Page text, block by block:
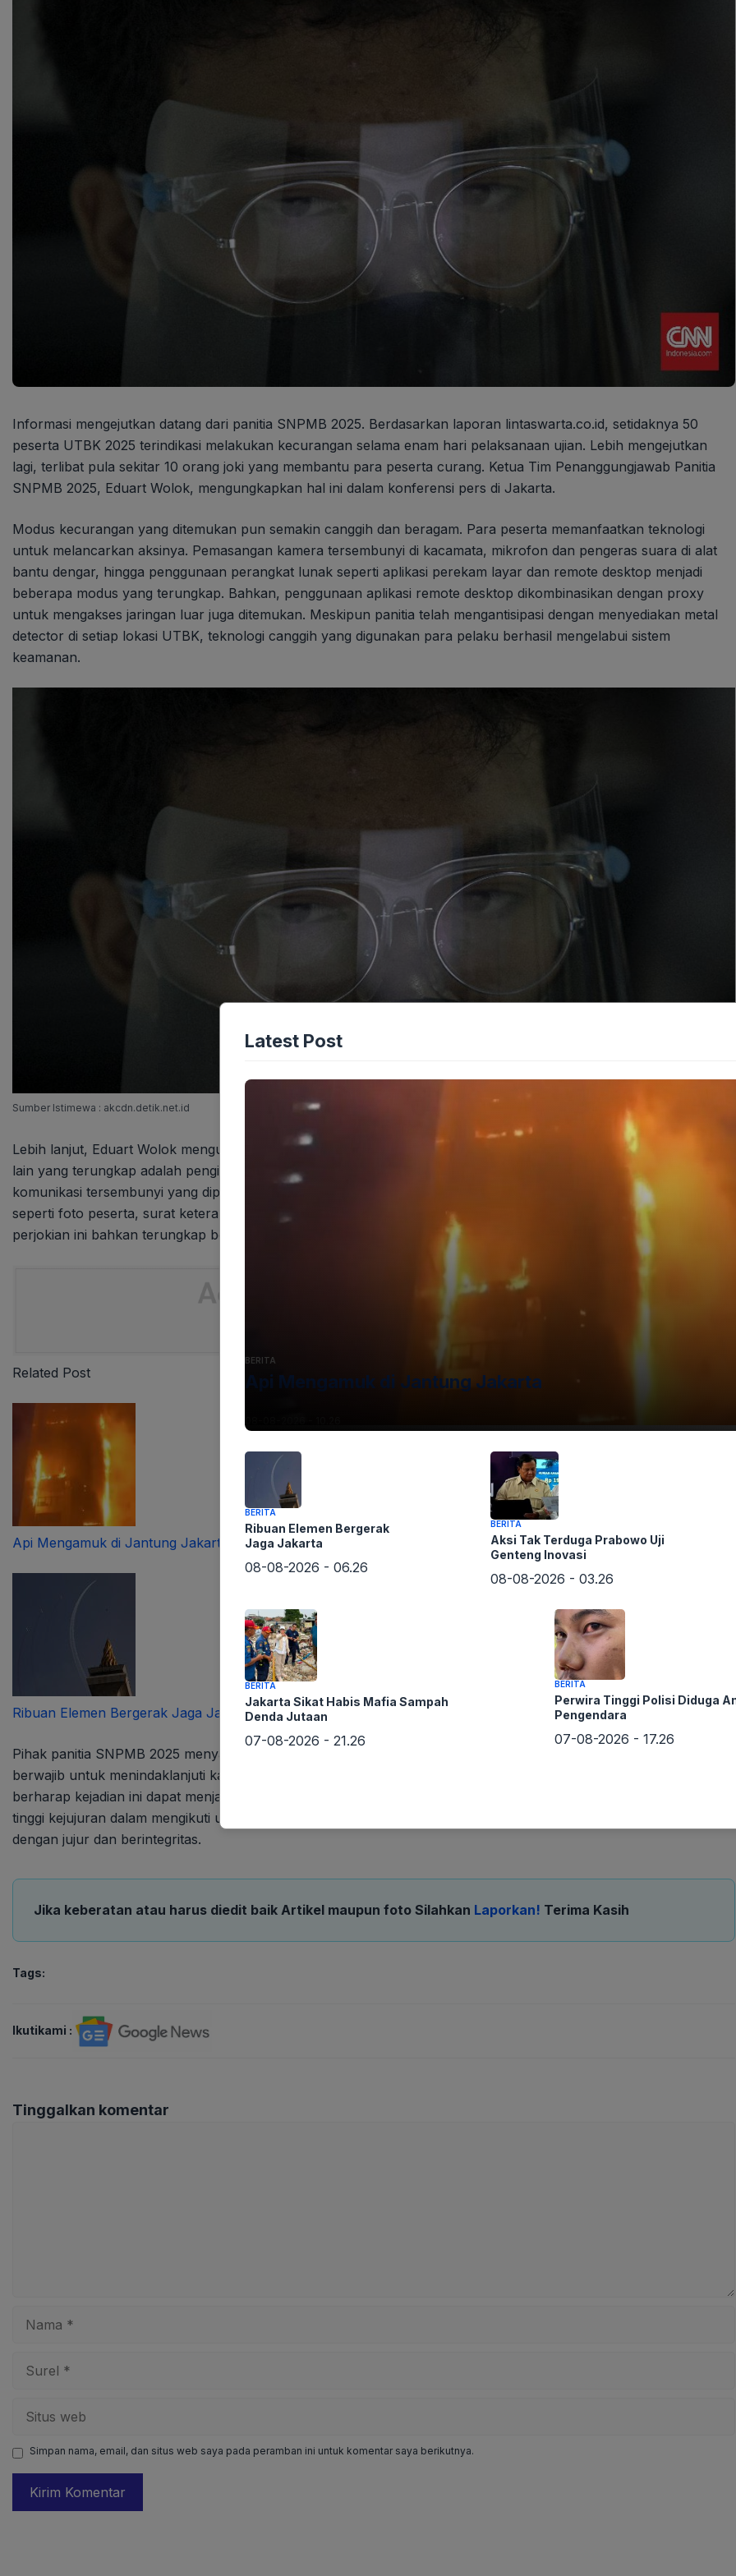
Informasi mengejutkan datang dari panitia SNPMB 2025. Berdasarkan laporan lintaswarta.co.id, setidaknya 50
peserta UTBK 2025 terindikasi melakukan kecurangan selama enam hari pelaksanaan ujian. Lebih mengejutkan
lagi, terlibat pula sekitar 10 orang joki yang membantu para peserta curang. Ketua Tim Penanggungjawab Panitia
SNPMB 2025, Eduart Wolok, mengungkapkan hal ini dalam konferensi pers di Jakarta.
Modus kecurangan yang ditemukan pun semakin canggih dan beragam. Para peserta memanfaatkan teknologi
untuk melancarkan aksinya. Pemasangan kamera tersembunyi di kacamata, mikrofon dan pengeras suara di alat
bantu dengar, hingga penggunaan perangkat lunak seperti aplikasi perekam layar dan remote desktop menjadi
beberapa modus yang terungkap. Bahkan, penggunaan aplikasi remote desktop dikombinasikan dengan proxy
untuk mengakses jaringan luar juga ditemukan. Meskipun panitia telah mengantisipasi dengan menyediakan metal
detector di setiap lokasi UTBK, teknologi canggih yang digunakan para pelaku berhasil mengelabui sistem
keamanan.
Sumber Istimewa : akcdn.detik.net.id
Lebih lanjut, Eduart Wolok mengungkapkan kecurigaan adanya keterlibatan oknum internal di lokasi UTBK. Modus
lain yang terungkap adalah pengiriman jawaban secara real-time kepada peserta di ruang ujian melalui alat
komunikasi tersembunyi yang dipasang di tubuh peserta. Selain itu, kasus perjokian dengan pemalsuan dokumen
seperti foto peserta, surat keterangan kelas XII, dan ijazah juga ditemukan. Yang lebih mengkhawatirkan, jaringan
perjokian ini bahkan terungkap beroperasi lintas provinsi.
Related Post
Api Mengamuk di Jantung Jakarta
Ribuan Elemen Bergerak Jaga Jakarta
Pihak panitia SNPMB 2025 menyatakan sangat menyayangkan kejadian ini dan telah berkoordinasi dengan pihak
berwajib untuk menindaklanjuti kasus tersebut. Meskipun sanksi yang akan diberikan belum diputuskan, panitia
berharap kejadian ini dapat menjadi efek jera bagi para pelaku dan mengajak seluruh peserta untuk menjunjung
tinggi kejujuran dalam mengikuti ujian. Eduart Wolok berharap agar semua peserta UTBK dapat mengikuti ujian
dengan jujur dan berintegritas.
Jika keberatan atau harus diedit baik Artikel maupun foto Silahkan Laporkan! Terima Kasih
Tags:
Ikutikami :
Tinggalkan komentar
web
Simpan nama, email, dan situs web saya pada peramban ini untuk komentar saya berikutnya.
Latest Post
BERITA
Api Mengamuk di Jantung Jakarta
BERITA
Ribuan Elemen Bergerak
Jaga Jakarta
08-08-2026 - 06.26
BERITA
Aksi Tak Terduga Prabowo Uji
Genteng Inovasi
08-08-2026 - 03.26
BERITA
Jakarta Sikat Habis Mafia Sampah
Denda Jutaan
07-08-2026 - 21.26
BERITA
Perwira Tinggi Polisi Diduga
Pengendara
07-08-2026 - 17.26